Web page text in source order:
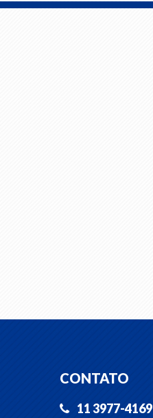
CONTATO
11 3977-4169